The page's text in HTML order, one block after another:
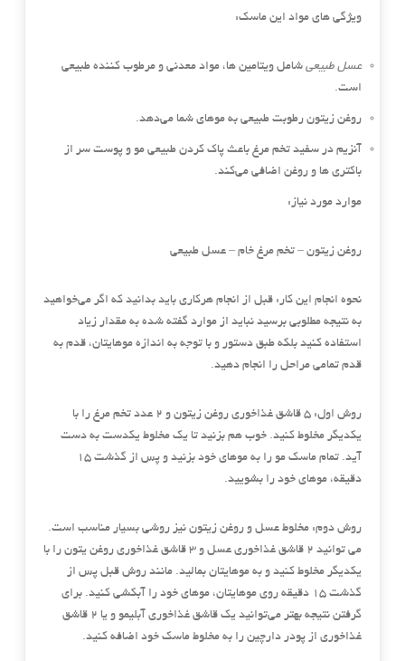
ویژگی های مواد این ماسک:
عسلطبیعیشامل ویتامین ها، مواد معدنی و مرطوب کننده طبیعی
است.
روغن زیتون رطوبت طبیعی به موهای شما می‌دهد.
آنزیمدر سفید تخم مرغ باعث پاک کردن طبیعی مو و پوست سر از
باکتری ها و روغن اضافی می‌کند.
موارد مورد نیاز:
روغن زیتون – تخم مرغ خام – عسل طبیعی
نحوه انجام این کار: قبل از انجام هرکاری باید بدانید که اگر می‌خواهید
به نتیجه مطلوبی برسید نباید از موارد گفته شده به مقدار زیاد
استفاده کنید بلکه طبق دستور و با توجه به اندازه موهایتان، قدم به
قدم تمامی مراحل را انجام دهید.
روش اول:
5 قاشق غذاخوری روغن زیتون و 2 عدد تخم مرغ را با
یکدیگر مخلوط کنید. خوب هم بزنید تا یک مخلوط یکدست به دست
آید. تمام ماسک مو را به موهای خود بزنید و پس از گذشت 15
دقیقه، موهای خود را بشویید.
روش دوم: مخلوط عسل و روغن زیتون نیز روشی بسیار مناسب است.
می توانید 2 قاشق غذاخوری عسل و 3 قاشق غذاخوری روغن یتون را با
یکدیگر مخلوط کنید و به موهایتان بمالید. مانند روش قبل پس از
گذشت 15 دقیقه روی موهایتان، موهای خود را آبکشی کنید. برای
گرفتن نتیجه بهتر می‌توانید یک قاشق غذاخوری آبلیمو و یا 2 قاشق
غذاخوری از پودر دارچین را به مخلوط ماسک خود اضافه کنید.